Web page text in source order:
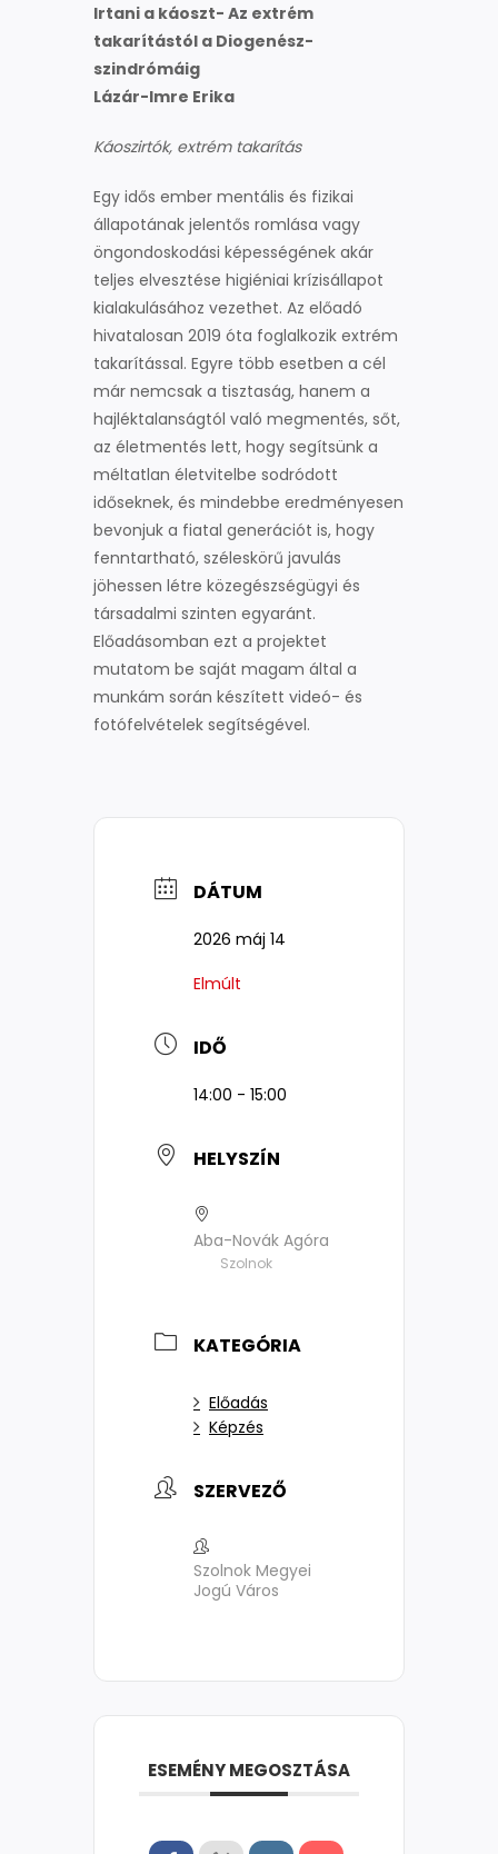
Irtani a káoszt- Az extrém
takarítástól a Diogenész-
szindrómáig
Lázár-Imre Erika
Káoszirtók, extrém takarítás
Egy idős ember mentális és fizikai
állapotának jelentős romlása vagy
öngondoskodási képességének akár
teljes elvesztése higiéniai krízisállapot
kialakulásához vezethet. Az előadó
hivatalosan 2019 óta foglalkozik extrém
takarítással. Egyre több esetben a cél
már nemcsak a tisztaság, hanem a
hajléktalanságtól való megmentés, sőt,
az életmentés lett, hogy segítsünk a
méltatlan életvitelbe sodródott
időseknek, és mindebbe eredményesen
bevonjuk a fiatal generációt is, hogy
fenntartható, széleskörű javulás
jöhessen létre közegészségügyi és
társadalmi szinten egyaránt.
Előadásomban ezt a projektet
mutatom be saját magam által a
munkám során készített videó- és
fotófelvételek segítségével.
DÁTUM
2026 máj 14
Elmúlt
IDŐ
14:00 - 15:00
HELYSZÍN
Aba-Novák Agóra
Szolnok
KATEGÓRIA
Előadás
Képzés
SZERVEZŐ
Szolnok Megyei
Jogú Város
ESEMÉNY MEGOSZTÁSA